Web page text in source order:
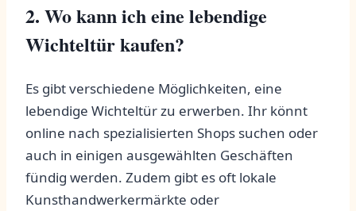
2. Wo kann ich eine lebendige
Wichteltür kaufen?
Es gibt verschiedene Möglichkeiten, eine
lebendige Wichteltür zu erwerben.‍ Ihr könnt
online nach spezialisierten Shops suchen oder
auch in einigen ausgewählten Geschäften
fündig werden. Zudem ⁤gibt es oft lokale
Kunsthandwerkermärkte oder